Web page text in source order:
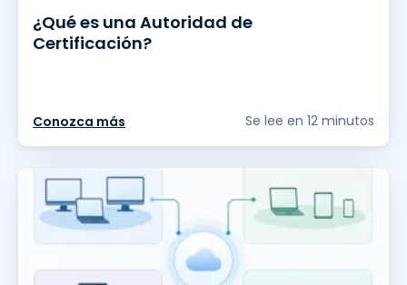
¿Qué es una Autoridad de
Certificación?
Conozca más Se lee en 12 minutos